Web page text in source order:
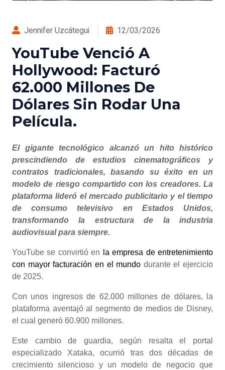
Jennifer Uzcátegui 12/03/2026
YouTube Venció A
Hollywood: Facturó
62.000 Millones De
Dólares Sin Rodar Una
Película.
El gigante tecnológico alcanzó un hito histórico
prescindiendo de estudios cinematográficos y
contratos tradicionales, basando su éxito en un
modelo de riesgo compartido con los creadores. La
plataforma lideró el mercado publicitario y el tiempo
de consumo televisivo en Estados Unidos,
transformando la estructura de la industria
audiovisual para siempre.
YouTube se convirtió en
la empresa de entretenimiento
con mayor facturación en el mundo durante el ejercicio
de 2025.
Con unos ingresos de 62.000 millones de dólares, la
plataforma aventajó al segmento de medios de Disney,
el cual generó 60.900 millones.
Este cambio de guardia, según resalta el portal
especializado Xataka, ocurrió tras dos décadas de
crecimiento silencioso y un modelo de negocio que